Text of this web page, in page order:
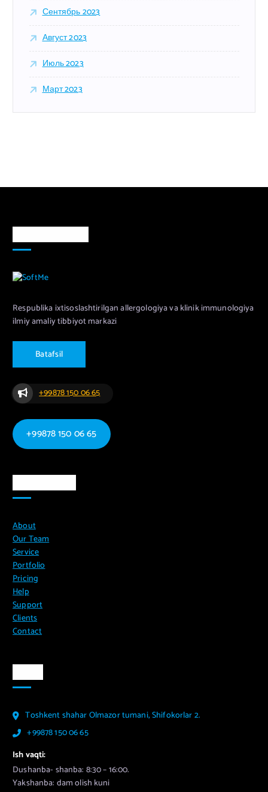
Сентябрь 2023
Август 2023
Июль 2023
Март 2023
Respublika ixtisoslashtirilgan allergologiya va klinik immunologiya
ilmiy amaliy tibbiyot markazi
Batafsil
+99878 150 06 65
+99878 150 06 65
About
Our Team
Service
Portfolio
Pricing
Help
Support
Clients
Contact
Toshkent shahar Olmazor tumani, Shifokorlar 2.
+99878 150 06 65
Ish vaqti:
Dushanba- shanba: 8:30 – 16:00.
Yakshanba: dam olish kuni